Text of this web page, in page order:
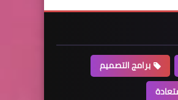
برامج التصميم